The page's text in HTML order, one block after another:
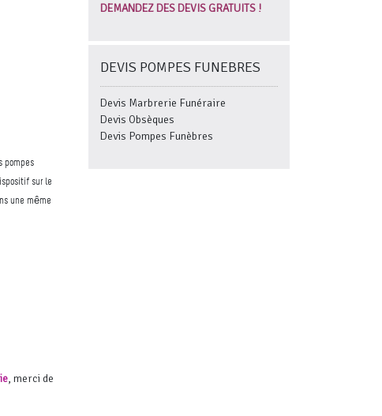
, merci de
DEMANDEZ DES DEVIS GRATUITS !
DEVIS POMPES FUNEBRES
Devis Marbrerie Funéraire
Devis Obsèques
Devis Pompes Funèbres